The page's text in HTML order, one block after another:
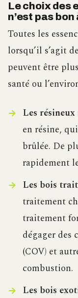
Le choix des
n’est pas
Toutes les
lorsqu’il s’agit
peuvent être
santé ou
Les résineux
en résine,
brûlée. De
rapidement
Les bois
traitement
traitement
dégager des
(COV) et
combustion.
Les bois